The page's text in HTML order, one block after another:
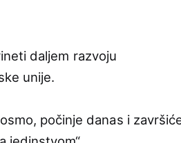
daljem razvoju
unije.
počinje danas i